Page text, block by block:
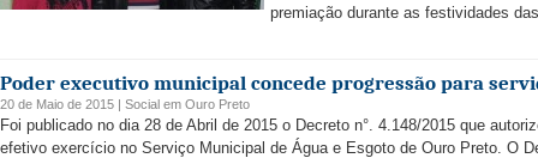
premiação durante as festividades
Poder executivo municipal concede progressão para
20 de Maio de 2015 | Social em Ouro Preto
Foi publicado no dia 28 de Abril de 2015 o Decreto n°. 4.148/2015 que
efetivo exercício no Serviço Municipal de Água e Esgoto de Ouro Preto. O